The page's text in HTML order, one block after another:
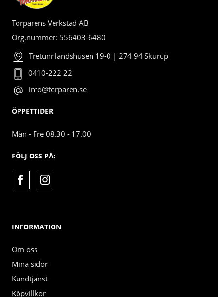
Torparens Verkstad AB
Org.nummer: 556403-6480
Tretunnlandshusen 19-0 | 274 94 Skurup
0410-222 22
info@torparen.se
ÖPPETTIDER
Mån - Fre 08.30 - 17.00
FÖLJ OSS PÅ:
INFORMATION
Om oss
Mina sidor
Kundtjänst
Köpvillkor